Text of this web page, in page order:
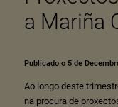
a Mariña
Publicado o 5 de
Ao longo deste
na procura de